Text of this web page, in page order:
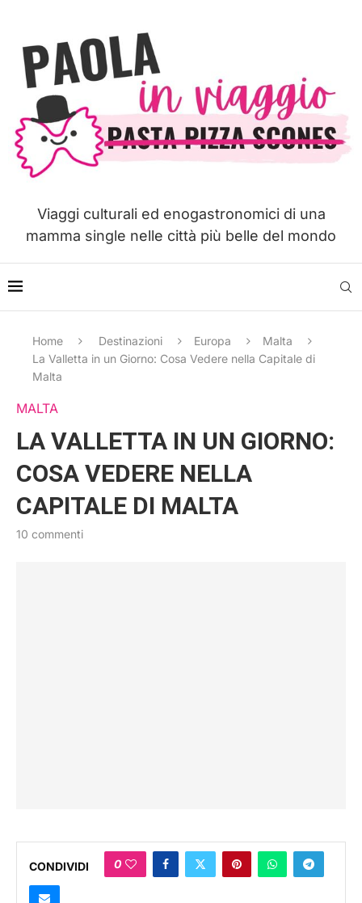
Viaggi culturali ed enogastronomici di una
mamma single nelle città più belle del mondo
Home Destinazioni Europa
Malta
La Valletta in un Giorno: Cosa Vedere nella Capitale di
Malta
MALTA
LA VALLETTA IN UN GIORNO:
COSA VEDERE NELLA
CAPITALE DI MALTA
10 commenti
CONDIVIDI 0